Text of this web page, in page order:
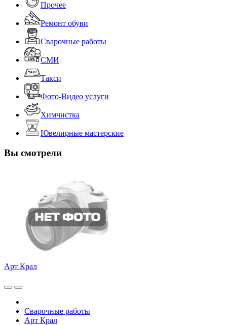
Прочее
Ремонт обуви
Сварочные работы
СМИ
Такси
Фото-Видео услуги
Химчистка
Ювелирные мастерские
Вы смотрели
Арт Крал
Сварочные работы
Арт Крал